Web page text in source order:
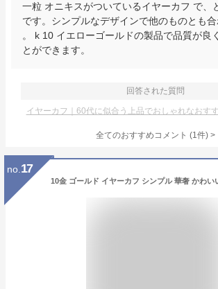
一粒 オニキスがついているイヤーカフ で、
です。シンプルなデザインで他のものとも
。 k 10 イエローゴールドの製品で品質が良
とができます。
回答された質問
イヤーカフ｜60代に似合う上品でおしゃれなおす
全てのおすすめコメント (1件) >
no. 17